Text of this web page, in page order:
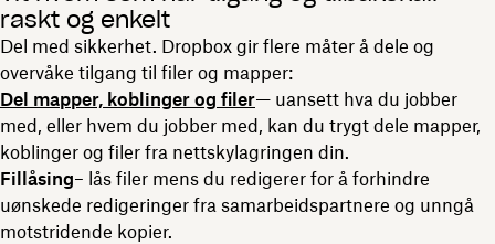
raskt og enkelt
Del med sikkerhet. Dropbox gir flere måter å dele og
overvåke tilgang til filer og mapper:
Del mapper, koblinger og filer— uansett hva du jobber
med, eller hvem du jobber med, kan du trygt dele mapper,
koblinger og filer fra nettskylagringen din.
Fillåsing– lås filer mens du redigerer for å forhindre
uønskede redigeringer fra samarbeidspartnere og unngå
motstridende kopier.